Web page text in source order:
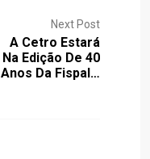
Next Post
A Cetro Estará
Na Edição De 40
Anos Da Fispal…